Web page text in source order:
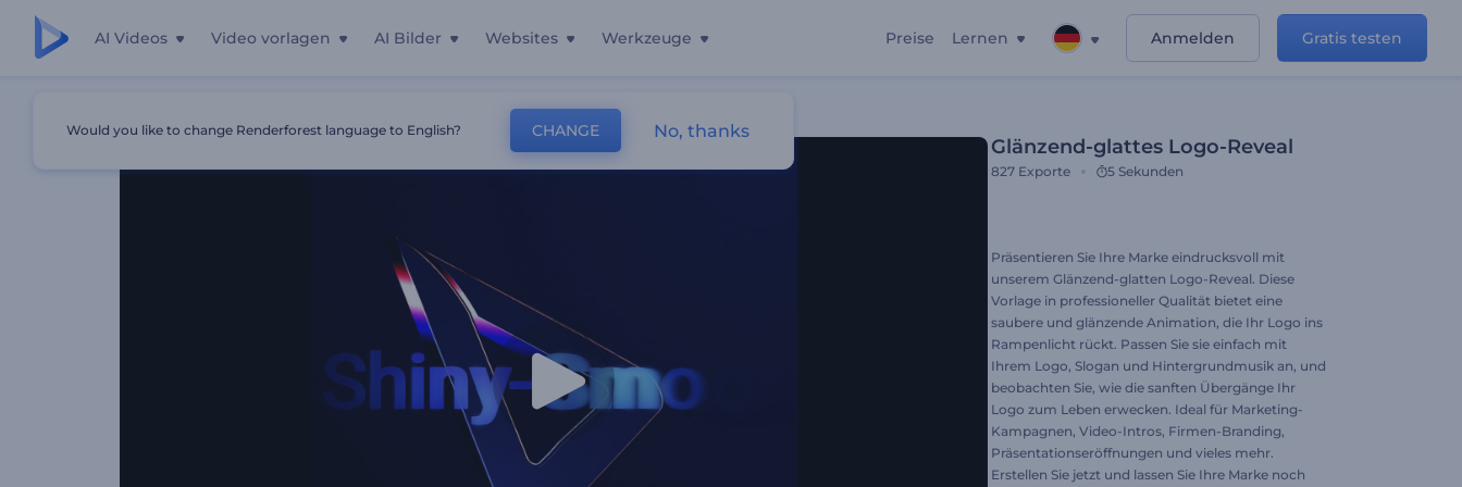
AI Videos Video vorlagen AI Bilder Websites Werkzeuge Preise Lernen Anmelden Gratis testen
Glänzend-glattes Logo-Reveal
827 Exporte 5 Sekunden
Präsentieren Sie Ihre Marke eindrucksvoll mit
unserem Glänzend-glatten Logo-Reveal. Diese
Vorlage in professioneller Qualität bietet eine
saubere und glänzende Animation, die Ihr Logo ins
Rampenlicht rückt. Passen Sie sie einfach mit
Ihrem Logo, Slogan und Hintergrundmusik an, und
beobachten Sie, wie die sanften Übergänge Ihr
Logo zum Leben erwecken. Ideal für Marketing-
Kampagnen, Video-Intros, Firmen-Branding,
Präsentationseröffnungen und vieles mehr.
Erstellen Sie jetzt und lassen Sie Ihre Marke noch
Would you like to change Renderforest language to English? CHANGE No, thanks